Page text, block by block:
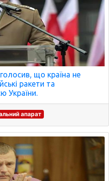
що країна не
ракети та
України.
апарат